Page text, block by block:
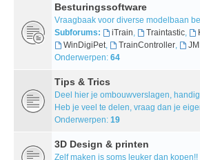
Besturingssoftware
Vraagbaak voor diverse modelbaan
Subforums:
iTrain, Traintastic,
WinDigiPet, TrainController,
Onderwerpen: 64
Tips & Trics
Deel hier je ombouwverslagen,
Heb je veel te delen, vraag dan je
Onderwerpen: 19
3D Design & printen
Zelf maken is soms leuker dan kopen!!